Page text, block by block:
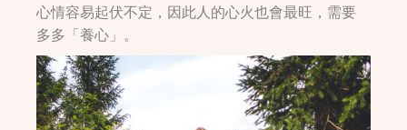
心情容易起伏不定，因此人的心火也會最旺，需要
多多「養心」。